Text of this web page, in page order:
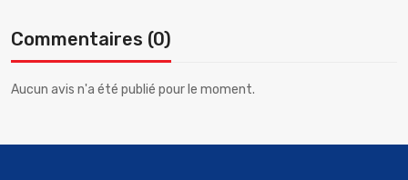
Commentaires (0)
Aucun avis n'a été publié pour le moment.